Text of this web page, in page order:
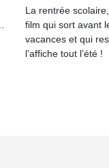
La rentrée
film qui sort avant
vacances et qui
l’affiche tout l’été !